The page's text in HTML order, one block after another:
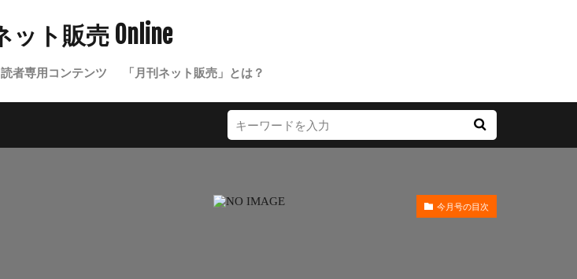
読者専用コンテンツ 「月刊ネット販売」とは？
今月号の目次